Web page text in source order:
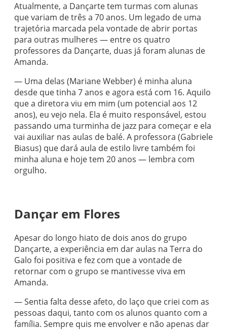
Atualmente, a Dançarte tem turmas com alunas
que variam de três a 70 anos. Um legado de uma
trajetória marcada pela vontade de abrir portas
para outras mulheres — entre os quatro
professores da Dançarte, duas já foram alunas de
Amanda.
— Uma delas (Mariane Webber) é minha aluna
desde que tinha 7 anos e agora está com 16. Aquilo
que a diretora viu em mim (um potencial aos 12
anos), eu vejo nela. Ela é muito responsável, estou
passando uma turminha de jazz para começar e ela
vai auxiliar nas aulas de balé. A professora (Gabriele
Biasus) que dará aula de estilo livre também foi
minha aluna e hoje tem 20 anos — lembra com
orgulho.
Dançar em Flores
Apesar do longo hiato de dois anos do grupo
Dançarte, a experiência em dar aulas na Terra do
Galo foi positiva e fez com que a vontade de
retornar com o grupo se mantivesse viva em
Amanda.
— Sentia falta desse afeto, do laço que criei com as
pessoas daqui, tanto com os alunos quanto com a
família. Sempre quis me envolver e não apenas dar